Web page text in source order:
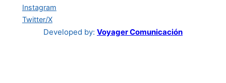
Instagram
Twitter/X
Developed by: Voyager Comunicación